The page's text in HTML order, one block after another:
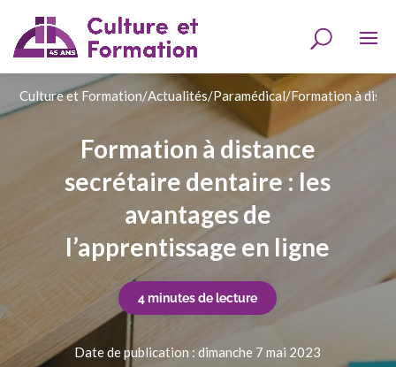
Culture et Formation/Actualités/Paramédical/Formation à
Formation à distance
secrétaire dentaire : les
avantages de
l’apprentissage en ligne
4 minutes de lecture
Date de publication : dimanche 7 mai 2023